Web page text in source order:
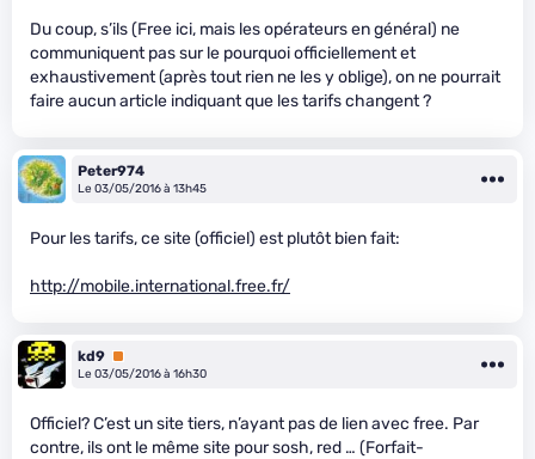
Du coup, s’ils (Free ici, mais les opérateurs en général) ne
communiquent pas sur le pourquoi officiellement et
exhaustivement (après tout rien ne les y oblige), on ne pourrait
faire aucun article indiquant que les tarifs changent ?
Peter974
Le 03/05/2016 à 13h45
Pour les tarifs, ce site (officiel) est plutôt bien fait:
http://mobile.international.free.fr/
kd9 Premium
Le 03/05/2016 à 16h30
Officiel? C’est un site tiers, n’ayant pas de lien avec free. Par
contre, ils ont le même site pour sosh, red … (Forfait-